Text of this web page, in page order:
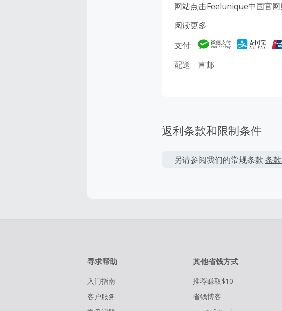
网站点击Feelunique中国官
阅读更多
支付:
配送:
直邮
返利条款和限制条件
另请参阅我们的常规条款 条
寻求帮助
入门指南
客户服务
其他省钱方式
推荐赚取$10
省钱博客